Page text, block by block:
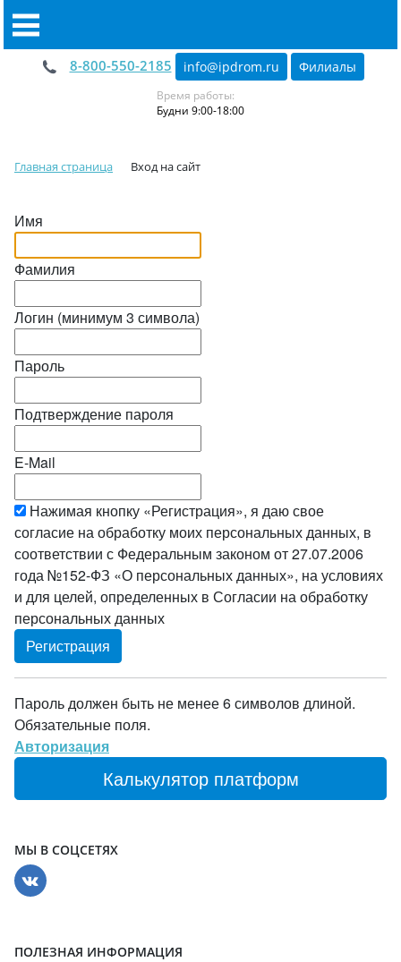
8-800-550-2185 info@ipdrom.ru Филиалы
Время работы:
Будни 9:00-18:00
Главная страница Вход на сайт
Имя
Фамилия
Логин (минимум 3 символа)
Пароль
Подтверждение пароля
E-Mail
Нажимая кнопку «Регистрация», я даю свое
согласие на обработку моих персональных данных, в
соответствии с Федеральным законом от 27.07.2006
года №152-ФЗ «О персональных данных», на условиях
и для целей, определенных в Согласии на обработку
персональных данных
Пароль должен быть не менее 6 символов длиной.
Обязательные поля.
Авторизация
Калькулятор платформ
МЫ В СОЦСЕТЯХ
ПОЛЕЗНАЯ ИНФОРМАЦИЯ